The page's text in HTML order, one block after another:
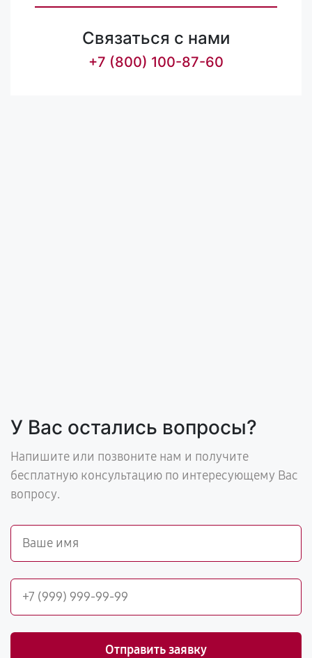
Связаться с нами
+7 (800) 100-87-60
У Вас остались вопросы?
Напишите или позвоните нам и получите
бесплатную консультацию по интересующему Вас
вопросу.
Отправить заявку